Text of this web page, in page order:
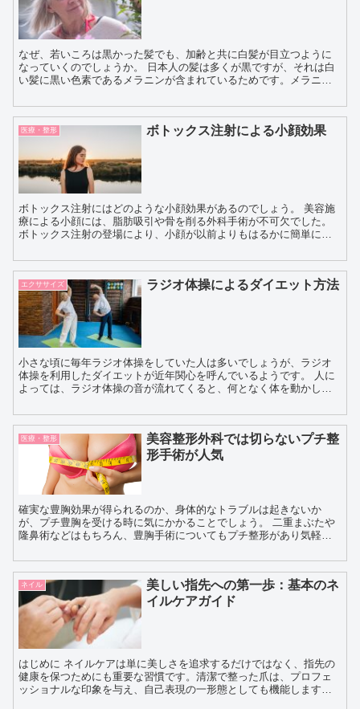
なぜ、若いころは黒かった髪でも、加齢と共に白髪が目立つように
なっていくのでしょうか。 日本人の髪は多くが黒ですが、それは白
い髪に黒い色素であるメラニンが含まれているためです。メラニン
医療・整形 ボトックス注射による小顔効果
ボトックス注射にはどのような小顔効果があるのでしょう。 美容施
療による小顔には、脂肪吸引や骨を削る外科手術が不可欠でした。
ボトックス注射の登場により、小顔が以前よりもはるかに簡単に、
エクササイズ ラジオ体操によるダイエット方法
小さな頃に毎年ラジオ体操をしていた人は多いでしょうが、ラジオ
体操を利用したダイエットが近年関心を呼んでいるようです。 人に
よっては、ラジオ体操の音が流れてくると、何となく体を動かして
医療・整形
美容整形外科では切らないプチ整
形手術が人気
確実な豊胸効果が得られるのか、身体的なトラブルは起きないか
が、プチ豊胸を受ける時に気にかかることでしょう。 二重まぶたや
隆鼻術などはもちろん、豊胸手術についてもプチ整形があり気軽に
ネイル
美しい指先への第一歩：基本のネ
イルケアガイド
はじめに ネイルケアは単に美しさを追求するだけではなく、指先の
健康を保つためにも重要な習慣です。清潔で整った爪は、プロフェ
ッショナルな印象を与え、自己表現の一形態としても機能します。